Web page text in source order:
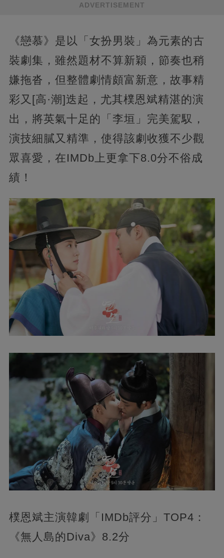
ADVERTISEMENT
《戀慕》是以「女扮男裝」為元素的古
裝劇集，雖然題材不算新穎，節奏也稍
嫌拖沓，但整體劇情頗富新意，故事精
彩又[高·潮]迭起，尤其樸恩斌精湛的演
出，將英氣十足的「李垣」完美駕馭，
演技細膩又精準，使得該劇收獲不少觀
眾喜愛，在IMDb上更拿下8.0分不俗成
績！
樸恩斌主演韓劇「IMDb評分」TOP4：
《無人島的Diva》8.2分